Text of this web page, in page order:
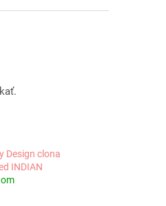
Design clona
INDIAN